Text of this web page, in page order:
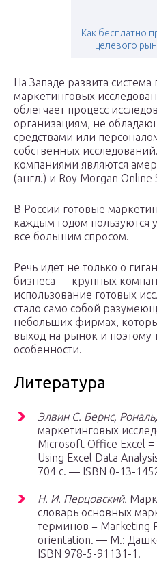
Как бесплатно
целевого
На Западе развита
маркетинговых
облегчает процесс
организациям, не
средствами или
собственных
компаниями являются
(англ.) и Roy Morgan Online
В России готовые
каждым годом пользуются
все большим спросом.
Речь идет не только о
бизнеса — крупных
использование готовых
стало само собой
небольших фирмах,
выход на рынок и поэтому
особенности.
Литература
Элвин С. Бернс,
маркетинговых
Microsoft Office Excel =
Using Excel Data
704 с. — ISBN 0-13-
Н. И. Перцовский.
словарь основных
терминов = Marketing
orientation. — М.:
ISBN 978-5-91131-1.